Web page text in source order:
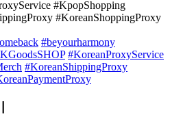
#KpopShopping
#KoreanShoppingProxy
#beyourharmony
#KoreanProxyService
#KoreanShippingProxy